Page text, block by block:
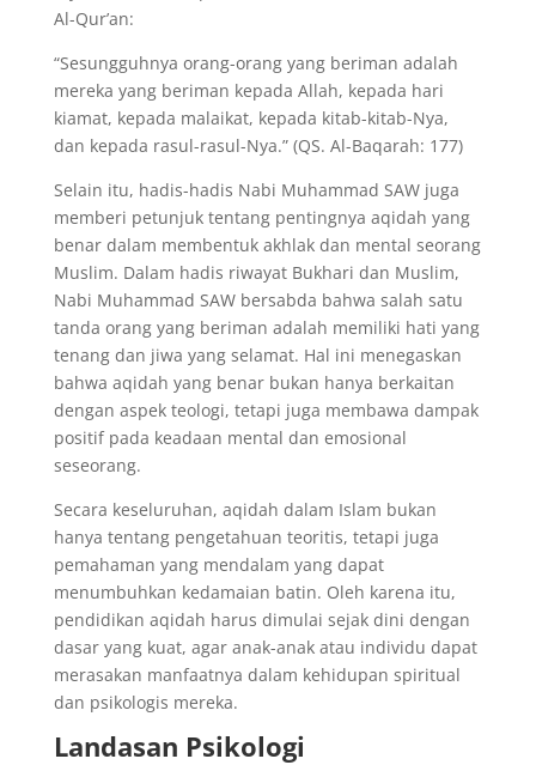
Al-Qur’an:
“Sesungguhnya orang-orang yang beriman adalah
mereka yang beriman kepada Allah, kepada hari
kiamat, kepada malaikat, kepada kitab-kitab-Nya,
dan kepada rasul-rasul-Nya.” (QS. Al-Baqarah: 177)
Selain itu, hadis-hadis Nabi Muhammad SAW juga
memberi petunjuk tentang pentingnya aqidah yang
benar dalam membentuk akhlak dan mental seorang
Muslim. Dalam hadis riwayat Bukhari dan Muslim,
Nabi Muhammad SAW bersabda bahwa salah satu
tanda orang yang beriman adalah memiliki hati yang
tenang dan jiwa yang selamat. Hal ini menegaskan
bahwa aqidah yang benar bukan hanya berkaitan
dengan aspek teologi, tetapi juga membawa dampak
positif pada keadaan mental dan emosional
seseorang.
Secara keseluruhan, aqidah dalam Islam bukan
hanya tentang pengetahuan teoritis, tetapi juga
pemahaman yang mendalam yang dapat
menumbuhkan kedamaian batin. Oleh karena itu,
pendidikan aqidah harus dimulai sejak dini dengan
dasar yang kuat, agar anak-anak atau individu dapat
merasakan manfaatnya dalam kehidupan spiritual
dan psikologis mereka.
Landasan Psikologi